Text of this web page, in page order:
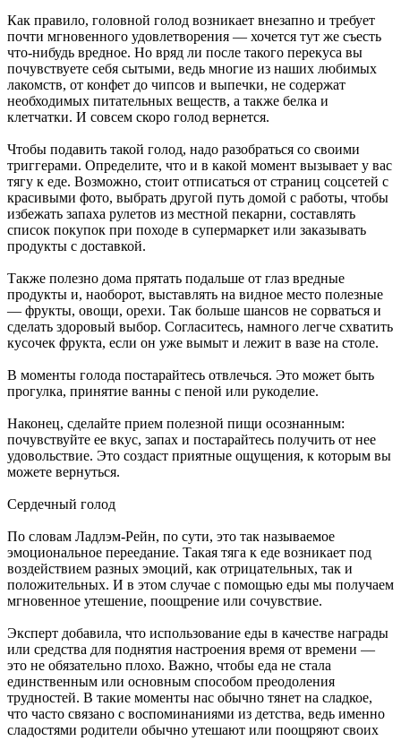
Как правило, головной голод возникает внезапно и требует
почти мгновенного удовлетворения — хочется тут же съесть
что-нибудь вредное. Но вряд ли после такого перекуса вы
почувствуете себя сытыми, ведь многие из наших любимых
лакомств, от конфет до чипсов и выпечки, не содержат
необходимых питательных веществ, а также белка и
клетчатки. И совсем скоро голод вернется.
Чтобы подавить такой голод, надо разобраться со своими
триггерами. Определите, что и в какой момент вызывает у вас
тягу к еде. Возможно, стоит отписаться от страниц соцсетей с
красивыми фото, выбрать другой путь домой с работы, чтобы
избежать запаха рулетов из местной пекарни, составлять
список покупок при походе в супермаркет или заказывать
продукты с доставкой.
Также полезно дома прятать подальше от глаз вредные
продукты и, наоборот, выставлять на видное место полезные
— фрукты, овощи, орехи. Так больше шансов не сорваться и
сделать здоровый выбор. Согласитесь, намного легче схватить
кусочек фрукта, если он уже вымыт и лежит в вазе на столе.
В моменты голода постарайтесь отвлечься. Это может быть
прогулка, принятие ванны с пеной или рукоделие.
Наконец, сделайте прием полезной пищи осознанным:
почувствуйте ее вкус, запах и постарайтесь получить от нее
удовольствие. Это создаст приятные ощущения, к которым вы
можете вернуться.
Сердечный голод
По словам Ладлэм-Рейн, по сути, это так называемое
эмоциональное переедание. Такая тяга к еде возникает под
воздействием разных эмоций, как отрицательных, так и
положительных. И в этом случае с помощью еды мы получаем
мгновенное утешение, поощрение или сочувствие.
Эксперт добавила, что использование еды в качестве награды
или средства для поднятия настроения время от времени —
это не обязательно плохо. Важно, чтобы еда не стала
единственным или основным способом преодоления
трудностей. В такие моменты нас обычно тянет на сладкое,
что часто связано с воспоминаниями из детства, ведь именно
сладостями родители обычно утешают или поощряют своих